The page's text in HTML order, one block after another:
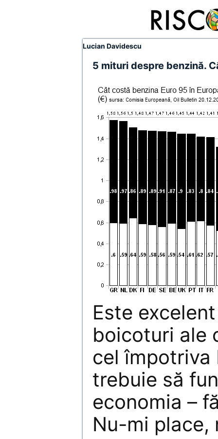
Lucian Davidescu
5 mituri despre benzină.
Este
boicoturi ale
cel împotriva
trebuie să
economia –
Nu-mi place,